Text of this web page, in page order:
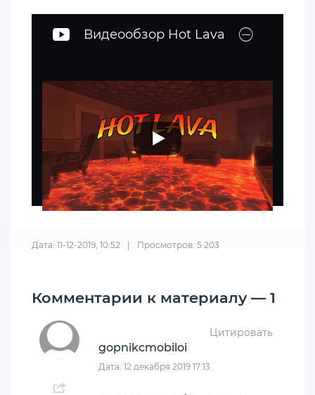
Видеообзор Hot Lava
Дата: 11-12-2019, 10:52 Просмотров: 5 203
Комментарии к материалу — 1
Цитировать
gopnikcmobiloi
Дата: 12 декабря 2019 17:13